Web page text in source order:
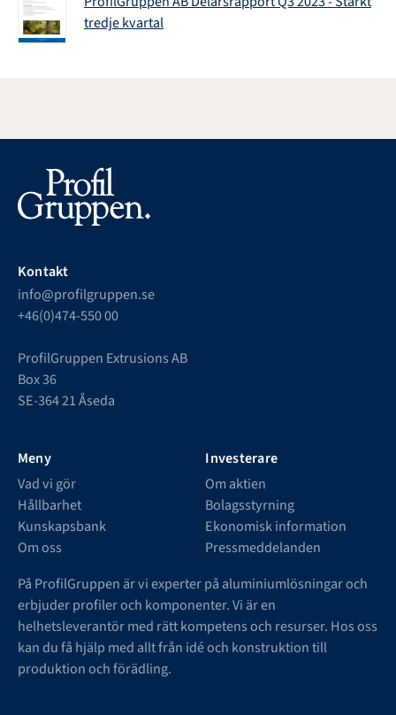
tredje kvartal
Kontakt
info@profilgruppen.se
+46(0)474-550 00
ProfilGruppen Extrusions AB
Box 36
SE-364 21 Åseda
Meny
Vad vi gör
Hållbarhet
Kunskapsbank
Om oss
Investerare
Om aktien
Bolagsstyrning
Ekonomisk information
Pressmeddelanden
På ProfilGruppen är vi experter på aluminiumlösningar och
erbjuder profiler och komponenter. Vi är en
helhetsleverantör med rätt kompetens och resurser. Hos oss
kan du få hjälp med allt från idé och konstruktion till
produktion och förädling.